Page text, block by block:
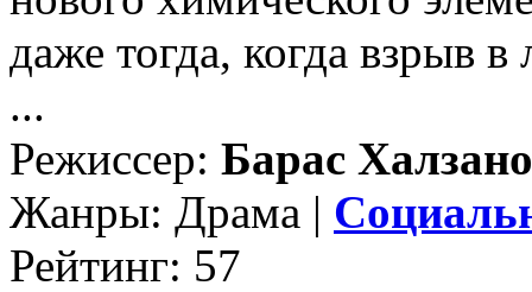
даже тогда, когда взрыв
...
Режиссер: Барас
Жанры: Драма |
Рейтинг: 57